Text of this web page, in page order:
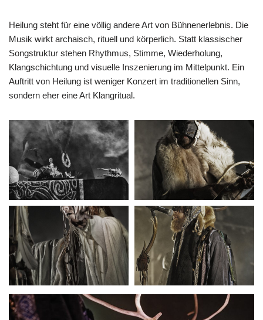
Heilung steht für eine völlig andere Art von Bühnenerlebnis. Die
Musik wirkt archaisch, rituell und körperlich. Statt klassischer
Songstruktur stehen Rhythmus, Stimme, Wiederholung,
Klangschichtung und visuelle Inszenierung im Mittelpunkt. Ein
Auftritt von Heilung ist weniger Konzert im traditionellen Sinn,
sondern eher eine Art Klangritual.